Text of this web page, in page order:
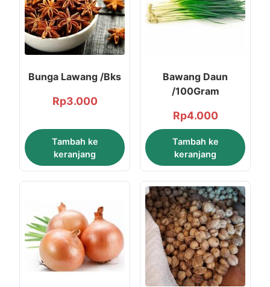
Bunga Lawang /Bks
Rp3.000
Tambah ke
keranjang
Bawang Daun
/100Gram
Rp4.000
Tambah ke
keranjang